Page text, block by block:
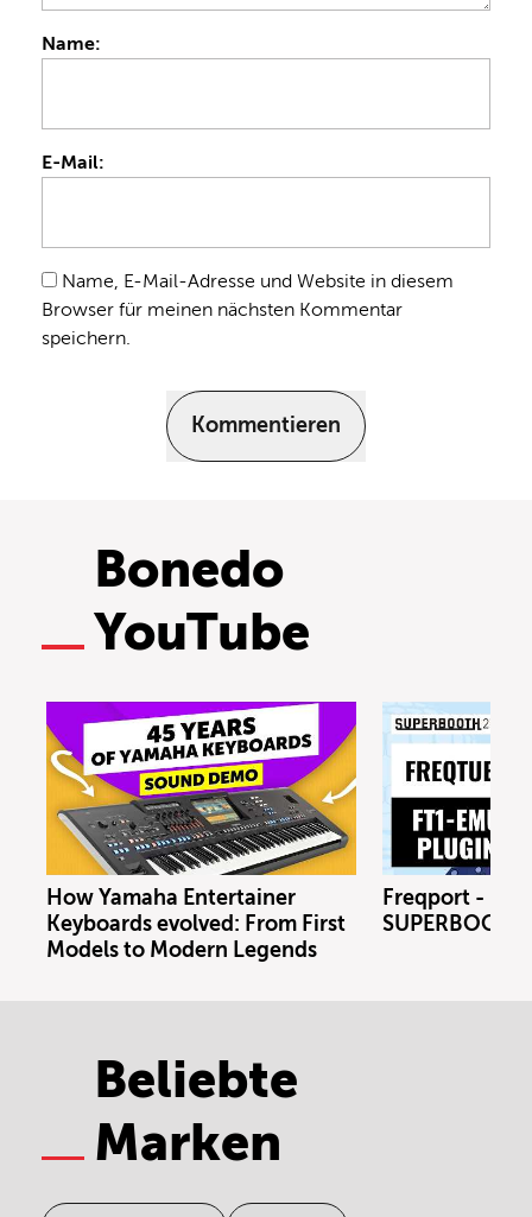
Name:
E-Mail:
Name, E-Mail-Adresse und Website in diesem
Browser für meinen nächsten Kommentar
speichern.
Kommentieren
Bonedo
YouTube
How Yamaha Entertainer
Keyboards evolved: From First
Models to Modern Legends
Freqport -
Beliebte
Marken